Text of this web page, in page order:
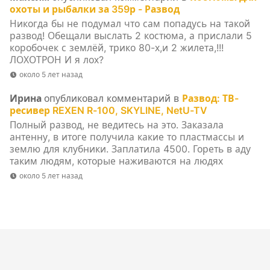
охоты и рыбалки за 359р - Развод
Никогда бы не подумал что сам попадусь на такой
развод! Обещали выслать 2 костюма, а прислали 5
коробочек с землёй, трико 80-х,и 2 жилета,!!!
ЛОХОТРОН И я лох?
около 5 лет назад
Ирина опубликовал комментарий в Развод: ТВ-
ресивер REXEN R-100, SKYLINE, NetU-TV
Полный развод, не ведитесь на это. Заказала
антенну, в итоге получила какие то пластмассы и
землю для клубники. Заплатила 4500. Гореть в аду
таким людям, которые наживаются на людях
около 5 лет назад